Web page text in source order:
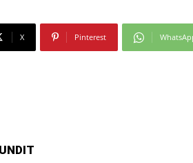
X Pinterest